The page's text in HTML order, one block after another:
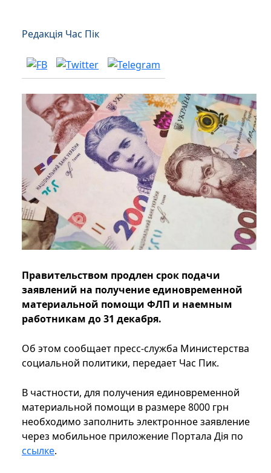
Редакція Час Пік
Правительством продлен срок подачи
заявлений на получение единовременной
материальной помощи ФЛП и наемным
работникам до 31 декабря.
Об этом сообщает пресс-служба Министерства
социальной политики, передает Час Пик.
В частности, для получения единовременной
материальной помощи в размере 8000 грн
необходимо заполнить электронное заявление
через мобильное приложение Портала Дія по
ссылке.